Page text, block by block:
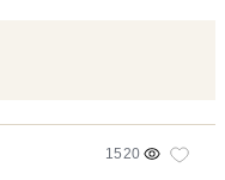
1520